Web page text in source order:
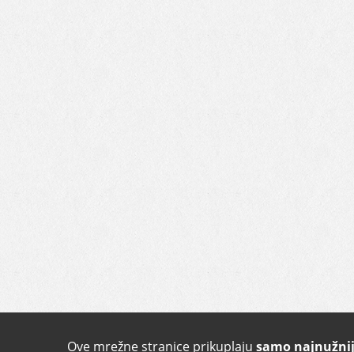
Ove mrežne stranice prikuplaju samo